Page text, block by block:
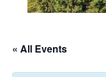
« All Events